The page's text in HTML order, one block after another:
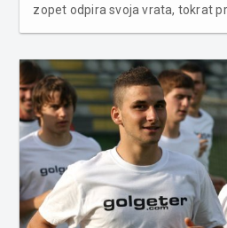
zopet odpira svoja vrata, tokrat
poskrbel narodnozab...